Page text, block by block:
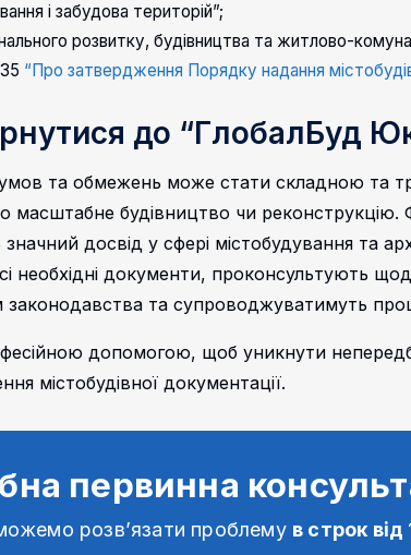
і забудова територій”;
розвитку, будівництва та житлово-
“Про затвердження Порядку надання
до “ГлобалБуд
умов та обмежень може стати складною та
будівництво чи реконструкцію.
досвід у сфері містобудування та
необхідні документи, проконсультують
законодавства та супроводжуватимуть
допомогою, щоб уникнути
містобудівної документації.
первинна
розв’язати проблему в строк від